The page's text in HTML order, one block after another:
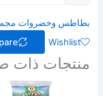
بطاطس وخضروات
Wishlist
منتجات ذات